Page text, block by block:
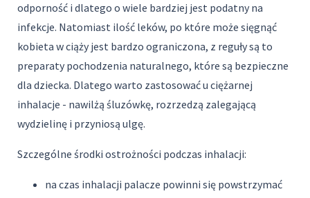
odporność i dlatego o wiele bardziej jest podatny na
infekcje. Natomiast ilość leków, po które może sięgnąć
kobieta w ciąży jest bardzo ograniczona, z reguły są to
preparaty pochodzenia naturalnego, które są bezpieczne
dla dziecka. Dlatego warto zastosować u ciężarnej
inhalacje - nawilżą śluzówkę, rozrzedzą zalegającą
wydzielinę i przyniosą ulgę.
Szczególne środki ostrożności podczas inhalacji:
na czas inhalacji palacze powinni się powstrzymać